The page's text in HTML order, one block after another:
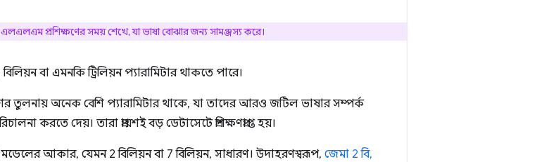
প্রশিক্ষণের সময় শেখে, যা ভাষা বোঝার জন্য সামঞ্জস্য করে।
বা এমনকি ট্রিলিয়ন প্যারামিটার থাকতে পারে।
অনেক বেশি প্যারামিটার থাকে, যা তাদের আরও জটিল ভাষার সম্পর্ক
করতে দেয়। তারা প্রায়শই বড় ডেটাসেটে প্রশিক্ষণপ্রাপ্ত হয়।
আকার, যেমন 2 বিলিয়ন বা 7 বিলিয়ন, সাধারণ। উদাহরণস্বরূপ, জেমা 2 বি,